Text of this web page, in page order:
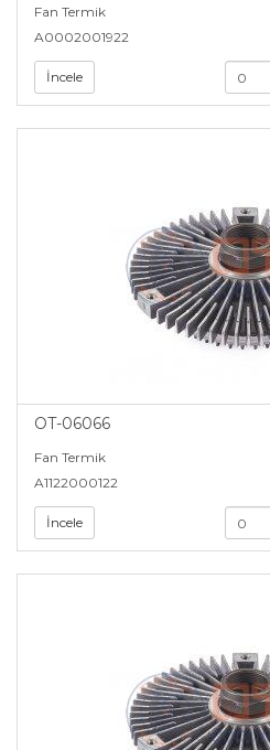
Fan Termik
A0002001922
İncele
OT-06066
Fan Termik
A1122000122
İncele